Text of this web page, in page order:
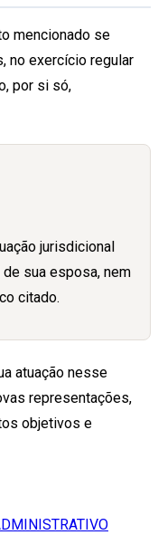
mencionado se
no exercício regular
por si só,
jurisdicional
sua esposa, nem
citado.
atuação nesse
representações,
objetivos e